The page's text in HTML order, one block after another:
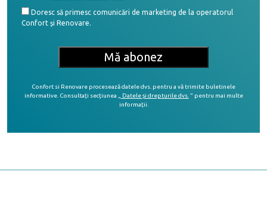
Doresc să primesc comunicări de marketing de la operatorul
Confort și Renovare.
Confort si Renovare procesează datele dvs. pentru a vă trimite buletinele
informative. Consultați secțiunea „
Datele și drepturile dvs. ” pentru mai multe
informații.